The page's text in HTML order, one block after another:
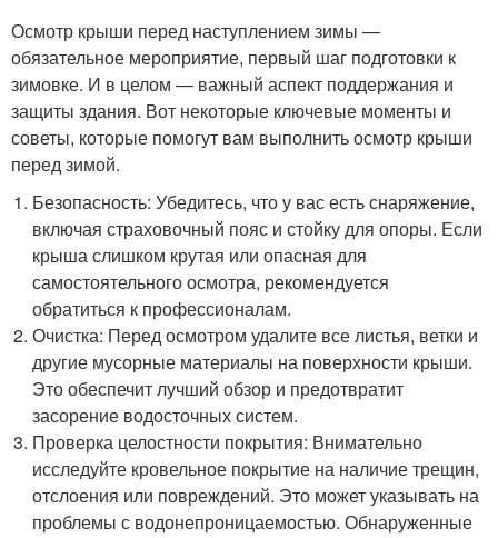
Осмотр крыши перед наступлением зимы —
обязательное мероприятие, первый шаг подготовки к
зимовке. И в целом — важный аспект поддержания и
защиты здания. Вот некоторые ключевые моменты и
советы, которые помогут вам выполнить осмотр крыши
перед зимой.
Безопасность: Убедитесь, что у вас есть снаряжение,
включая страховочный пояс и стойку для опоры. Если
крыша слишком крутая или опасная для
самостоятельного осмотра, рекомендуется
обратиться к профессионалам.
Очистка: Перед осмотром удалите все листья, ветки и
другие мусорные материалы на поверхности крыши.
Это обеспечит лучший обзор и предотвратит
засорение водосточных систем.
Проверка целостности покрытия: Внимательно
исследуйте кровельное покрытие на наличие трещин,
отслоения или повреждений. Это может указывать на
проблемы с водонепроницаемостью. Обнаруженные